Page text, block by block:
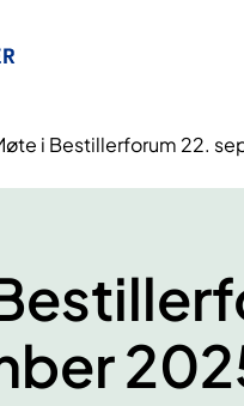
i Bestillerforum 22.